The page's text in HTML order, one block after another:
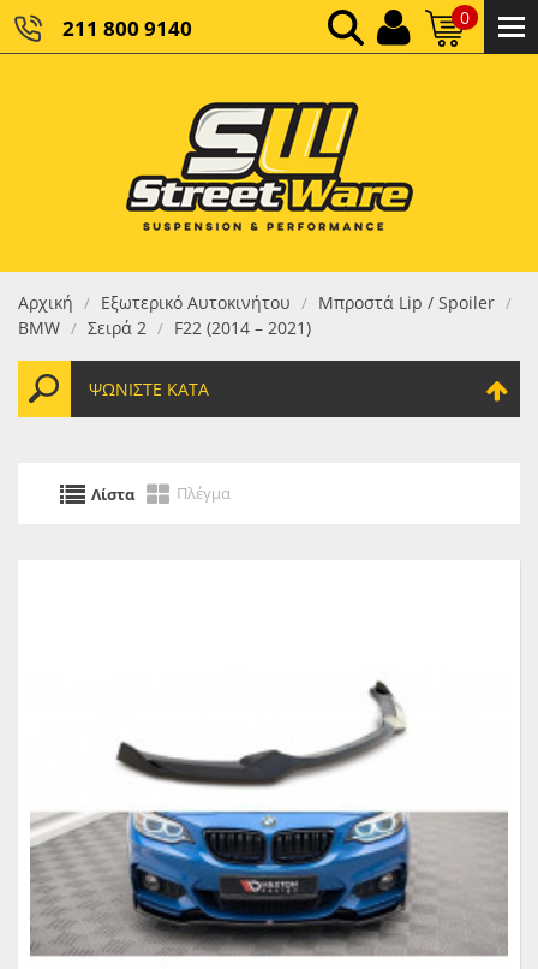
211 800 9140 0
ΚΑΘΑΡΌ ΣΎΝΟΛΟ:
ΤΕΛΙΚΌ ΣΎΝΟΛΟ:0,00 €
Αρχική / Εξωτερικό Αυτοκινήτου / Μπροστά Lip / Spoiler /
BMW / Σειρά 2 / F22 (2014 – 2021)
ΨΩΝΊΣΤΕ ΚΑΤΆ
Λίστα Πλέγμα